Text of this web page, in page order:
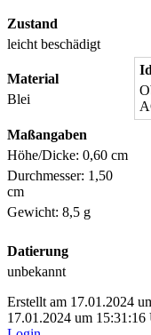
Zustand
leicht beschädigt
Material
Blei
Maßangaben
Höhe/Dicke: 0,60 cm
Durchmesser: 1,50
cm
Gewicht: 8,5 g
Datierung
unbekannt
Erstellt am 17.01.2024
17.01.2024 um 15:31:16